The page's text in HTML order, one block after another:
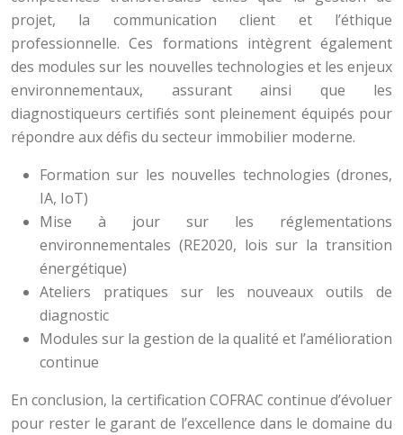
projet, la communication client et l’éthique
professionnelle. Ces formations intègrent également
des modules sur les nouvelles technologies et les enjeux
environnementaux, assurant ainsi que les
diagnostiqueurs certifiés sont pleinement équipés pour
répondre aux défis du secteur immobilier moderne.
Formation sur les nouvelles technologies (drones,
IA, IoT)
Mise à jour sur les réglementations
environnementales (RE2020, lois sur la transition
énergétique)
Ateliers pratiques sur les nouveaux outils de
diagnostic
Modules sur la gestion de la qualité et l’amélioration
continue
En conclusion, la certification COFRAC continue d’évoluer
pour rester le garant de l’excellence dans le domaine du